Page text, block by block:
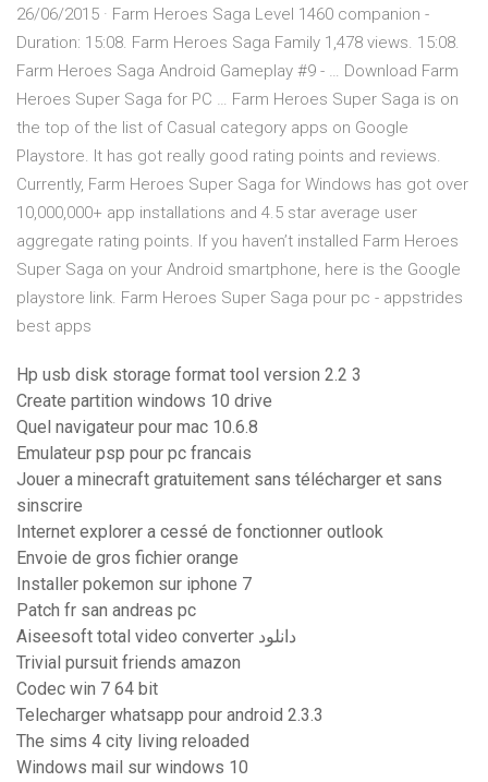
26/06/2015 · Farm Heroes Saga Level 1460 companion -
Duration: 15:08. Farm Heroes Saga Family 1,478 views. 15:08.
Farm Heroes Saga Android Gameplay #9 - … Download Farm
Heroes Super Saga for PC … Farm Heroes Super Saga is on
the top of the list of Casual category apps on Google
Playstore. It has got really good rating points and reviews.
Currently, Farm Heroes Super Saga for Windows has got over
10,000,000+ app installations and 4.5 star average user
aggregate rating points. If you haven’t installed Farm Heroes
Super Saga on your Android smartphone, here is the Google
playstore link. Farm Heroes Super Saga pour pc - appstrides
best apps
Hp usb disk storage format tool version 2.2 3
Create partition windows 10 drive
Quel navigateur pour mac 10.6.8
Emulateur psp pour pc francais
Jouer a minecraft gratuitement sans télécharger et sans
sinscrire
Internet explorer a cessé de fonctionner outlook
Envoie de gros fichier orange
Installer pokemon sur iphone 7
Patch fr san andreas pc
Aiseesoft total video converter دانلود
Trivial pursuit friends amazon
Codec win 7 64 bit
Telecharger whatsapp pour android 2.3.3
The sims 4 city living reloaded
Windows mail sur windows 10